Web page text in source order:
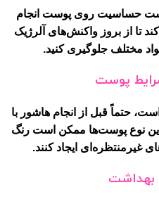
تست حساسیت روی پوست انجام
تا از بروز واکنش‌های آلرژیک
مختلف جلوگیری کنید.
پوست
حتماً قبل از انجام هاشور با
نوع پوست‌ها ممکن است رنگ
غیرمنتظره‌ای ایجاد کنند.
بهداشت